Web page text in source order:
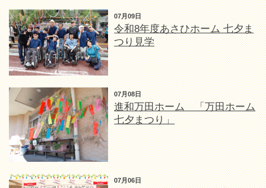
07月09日
令和8年度あさひホーム 七夕ま
つり見学
07月08日
進和万田ホーム 「万田ホーム
七夕まつり」
07月06日